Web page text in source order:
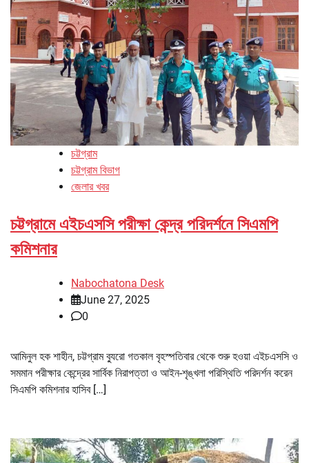
চট্টগ্রাম
চট্টগ্রাম বিভাগ
জেলার খবর
চট্টগ্রামে এইচএসসি পরীক্ষা কেন্দ্র পরিদর্শনে সিএমপি
কমিশনার
Nabochatona Desk
June 27, 2025
0
আমিনুল হক শাহীন, চট্টগ্রাম ব্যুরো গতকাল বৃহস্পতিবার থেকে শুরু হওয়া এইচএসসি ও
সমমান পরীক্ষার কেন্দ্রের সার্বিক নিরাপত্তা ও আইন-শৃঙ্খলা পরিস্থিতি পরিদর্শন করেন
সিএমপি কমিশনার হাসিব […]